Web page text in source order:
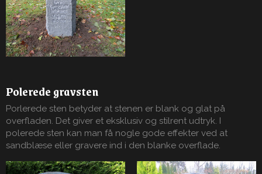
Polerede gravsten
Porlerede sten betyder at stenen er blank og glat på
overfladen. Det giver et eksklusiv og stilrent udtryk. I
polerede sten kan man få nogle gode effekter ved at
sandblæse eller gravere ind i den blanke overflade.